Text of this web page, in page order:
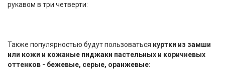
рукавом в три четверти:
Также популярностью будут пользоваться куртки из замши
или кожи и кожаные пиджаки пастельных и коричневых
оттенков - бежевые, серые, оранжевые: